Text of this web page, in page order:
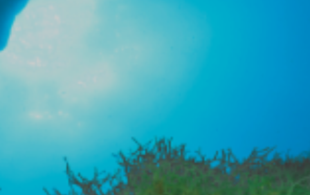
ES CA EN FR
Modificar cookies